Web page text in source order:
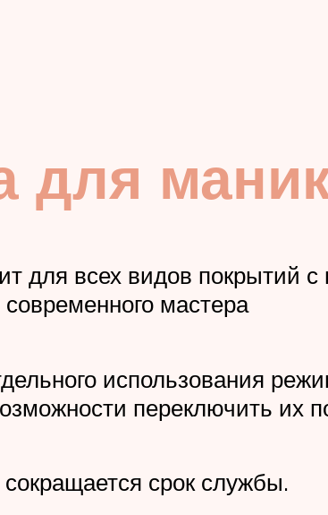
для
для всех видов покрытий
мастера
использования
переключить их
срок службы.